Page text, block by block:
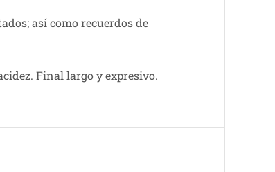
así como recuerdos de
Final largo y expresivo.